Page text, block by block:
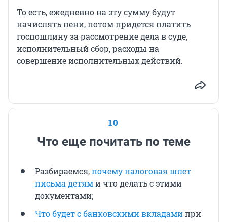
То есть, ежедневно на эту сумму будут
начислять пени, потом придется платить
госпошлину за рассмотрение дела в суде,
исполнительный сбор, расходы на
совершение исполнительных действий.
10
Что еще почитать по теме
Разбираемся,почему налоговая шлет
письма детями что делать с этими
документами;
Что будет с банковскими вкладамипри